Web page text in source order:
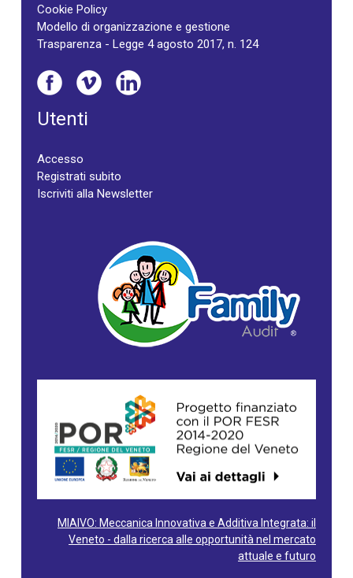
Cookie Policy
Modello di organizzazione e gestione
Trasparenza - Legge 4 agosto 2017, n. 124
Utenti
Accesso
Registrati subito
Iscriviti alla Newsletter
MIAIVO: Meccanica Innovativa e Additiva Integrata: il
Veneto - dalla ricerca alle opportunità nel mercato
attuale e futuro